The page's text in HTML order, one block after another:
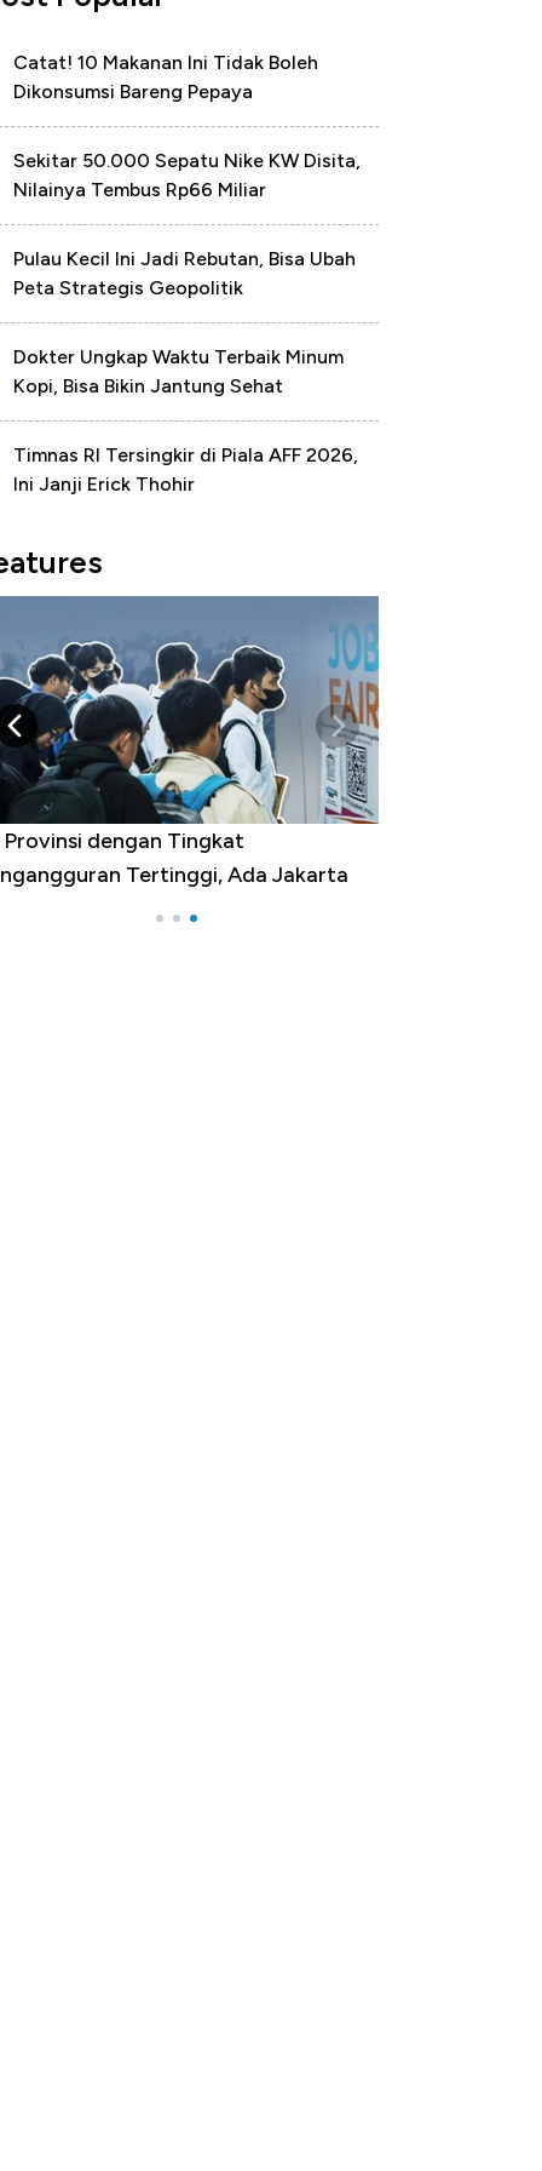
Catat! 10 Makanan Ini Tidak Boleh
Dikonsumsi Bareng Pepaya
Sekitar 50.000 Sepatu Nike KW Disita,
Nilainya Tembus Rp66 Miliar
Pulau Kecil Ini Jadi Rebutan, Bisa Ubah
Peta Strategis Geopolitik
Dokter Ungkap Waktu Terbaik Minum
Kopi, Bisa Bikin Jantung Sehat
Timnas RI Tersingkir di Piala AFF 2026,
Ini Janji Erick Thohir
Provinsi dengan Tingkat
Tertinggi, Ada Jakarta